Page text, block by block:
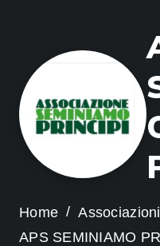
Home
Associazioni
APS SEMINIAMO